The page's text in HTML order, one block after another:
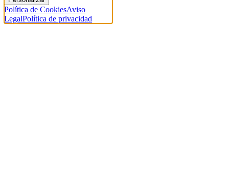
Política de CookiesAviso
LegalPolítica de privacidad